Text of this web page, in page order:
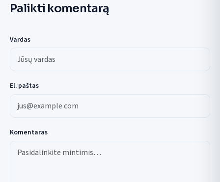
Palikti komentarą
Vardas
El. paštas
Komentaras